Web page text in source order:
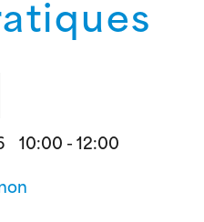
10:00 - 12:00